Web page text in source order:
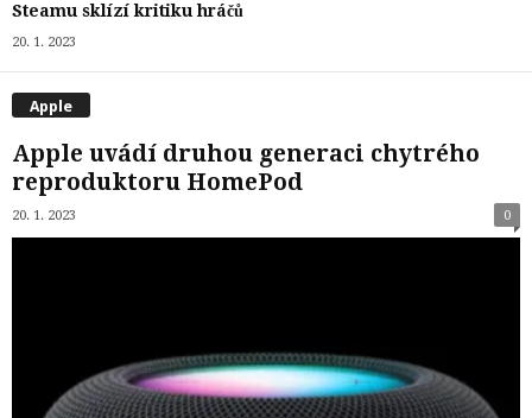
Steamu sklízí kritiku hráčů
20. 1. 2023
Apple
Apple uvádí druhou generaci chytrého
reproduktoru HomePod
20. 1. 2023 0